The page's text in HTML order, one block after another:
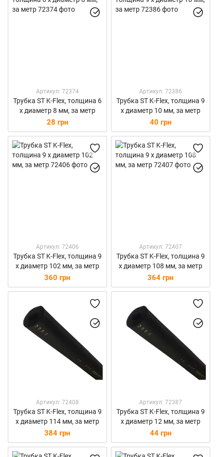
Артикул: 72374
Трубка ST K-Flex, толщина 6
х диаметр 8 мм, за метр
28 грн
Артикул: 72386
Трубка ST K-Flex, толщина 9
х диаметр 10 мм, за метр
40 грн
Артикул: 72406
Трубка ST K-Flex, толщина 9
х диаметр 102 мм, за метр
360 грн
Артикул: 72407
Трубка ST K-Flex, толщина 9
х диаметр 108 мм, за метр
364 грн
Артикул: 72408
Трубка ST K-Flex, толщина 9
х диаметр 114 мм, за метр
384 грн
Артикул: 72387
Трубка ST K-Flex, толщина 9
х диаметр 12 мм, за метр
44 грн